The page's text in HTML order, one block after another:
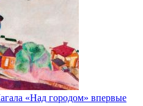
«Над городом» впервые